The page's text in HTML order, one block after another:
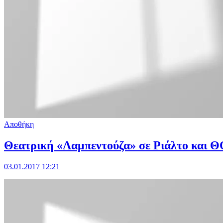
Αποθήκη
Θεατρική «Λαμπεντούζα» σε Ριάλτο και
03.01.2017 12:21